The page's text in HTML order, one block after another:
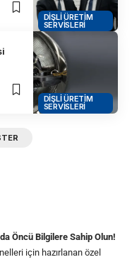
DIŞLI ÜRETIM
SERVISLERI
DIŞLI ÜRETIM
SERVISLERI
Öncü Bilgilere Sahip Olun!
için hazırlanan özel